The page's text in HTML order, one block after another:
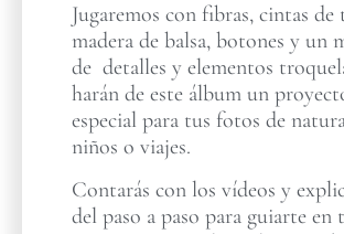
Jugaremos con fibras, cintas de
madera de balsa, botones y un
de detalles y elementos
harán de este álbum un
especial para tus fotos de
niños o viajes.
Contarás con los vídeos y
del paso a paso para guiarte en